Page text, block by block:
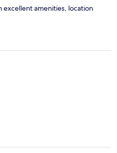
amenities, location